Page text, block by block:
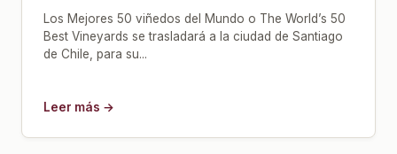
Los Mejores 50 viñedos del Mundo o The World’s 50
Best Vineyards se trasladará a la ciudad de Santiago
de Chile, para su...
Leer más →